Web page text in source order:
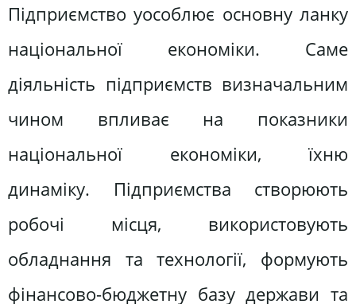
Підприємство уособлює основну ланку
національної економіки. Саме
діяльність підприємств визначальним
чином впливає на показники
національної економіки, їхню
динаміку. Підприємства створюють
робочі місця, використовують
обладнання та технології, формують
фінансово-бюджетну базу держави та